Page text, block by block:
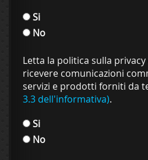
Si
No
Letta la politica sulla
ricevere comunicazioni
servizi e prodotti forniti da
3.3 dell'informativa).
Si
No